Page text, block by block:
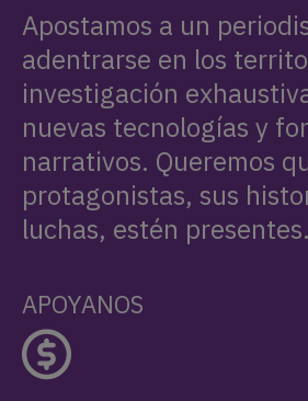
Apostamos a un
adentrarse en los
investigación
nuevas tecnologías y
narrativos. Queremos
protagonistas, sus
luchas, estén presentes.
APOYANOS